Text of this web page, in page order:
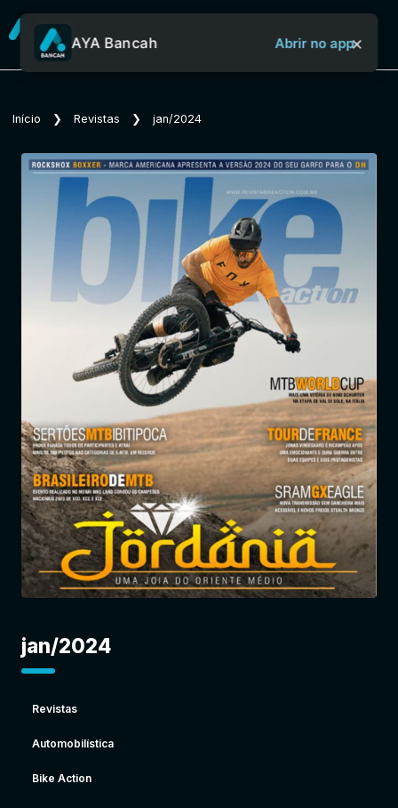
Sobre o Aya Bancah
Revistas
Jornais
Notícias
Entrar
AYA Bancah Abrir no app×
Início ❯ Revistas ❯ jan/2024
jan/2024
Revistas
Automobilística
Bike Action